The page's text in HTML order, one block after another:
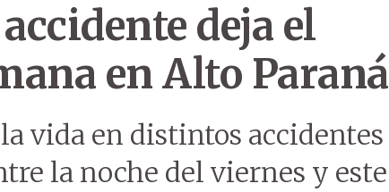
deja el
en Alto Paraná
vida en distintos accidentes
la noche del viernes y este